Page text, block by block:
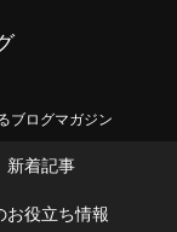
ブログマガジン
新着記事
お役立ち情報